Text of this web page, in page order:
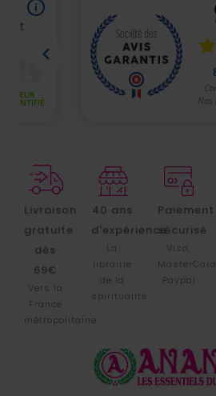
Livraison
gratuite
dès
69€
Vers la
France
métropolitaine
40 ans
d'expérience
La
librairie
de la
spiritualité
Paiement
sécurisé
Visa,
MasterCard,
Paypal